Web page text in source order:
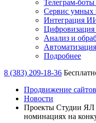
Телеграм-
Сервис умных
Интеграция
Цифровизация
Анализ и
Подробнее
8 (383) 209-18-36
Продвижение сайтов
Новости
Проекты Студии ЯЛ
номинациях на